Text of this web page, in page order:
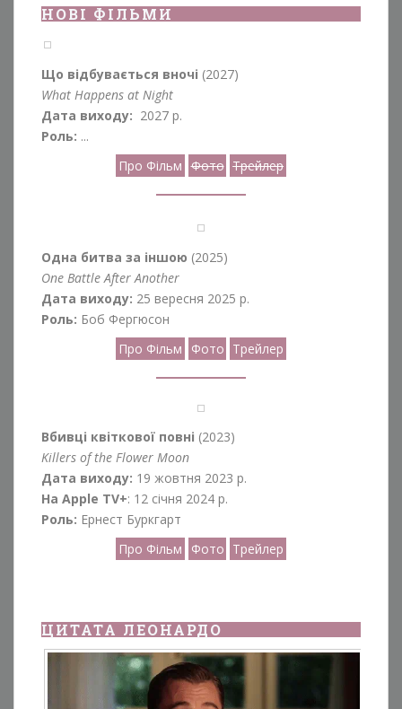
НОВІ ФІЛЬМИ
Що відбувається вночі (2027)
What Happens at Night
Дата виходу: 2027 р.
Роль: ...
Про Фільм Фото Трейлер
Одна битва за іншою (2025)
One Battle After Another
Дата виходу: 25 вересня 2025 р.
Роль: Боб Фергюсон
Про Фільм
Фото Трейлер
Вбивці квіткової повні (2023)
Killers of the Flower Moon
Дата виходу: 19 жовтня 2023 р.
На Apple TV+: 12 січня 2024 р.
Роль: Ернест Буркгарт
Про Фільм
Фото Трейлер
ЦИТАТА ЛЕОНАРДО